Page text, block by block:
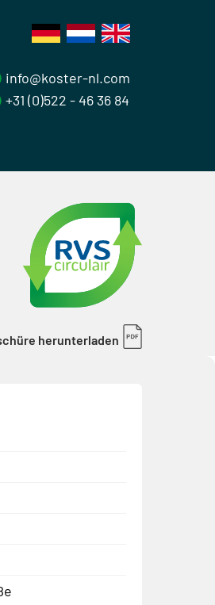
info@koster-nl.com
+31 (0)522 - 46 36 84
herunterladen